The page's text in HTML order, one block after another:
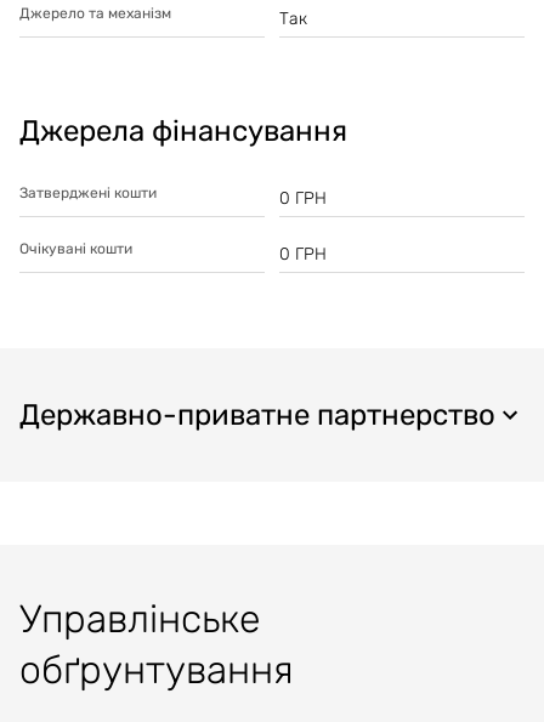
Джерело та механізм Так
Джерела фінансування
Затверджені кошти 0 ГРН
Очікувані кошти 0 ГРН
Державно-приватне партнерство
Управлінське
обґрунтування